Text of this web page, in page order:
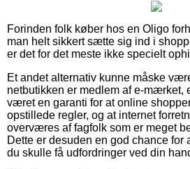
Forinden folk køber hos en Oligo
man helt sikkert sætte sig ind i
er det for det meste ikke specielt
Et andet alternativ kunne måske
netbutikken er medlem af e-mærket,
været en garanti for at online
opstillede regler, og at internet
overværes af fagfolk som er meget
Dette er desuden en god chance for
du skulle få udfordringer ved din